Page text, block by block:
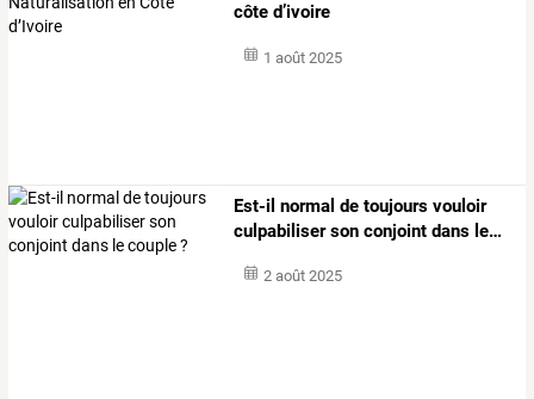
côte d’ivoire
1 août 2025
Est-il normal de toujours vouloir
culpabiliserson conjoint dans le…
2 août 2025